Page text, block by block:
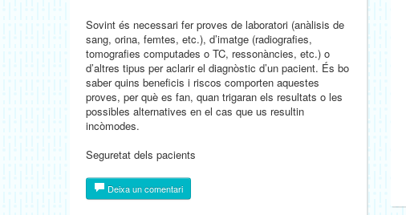
Sovint és necessari fer proves de laboratori (anàlisis de
sang, orina, femtes, etc.), d’imatge (radiografies,
tomografies computades o TC, ressonàncies, etc.) o
d’altres tipus per aclarir el diagnòstic d’un pacient. És bo
saber quins beneficis i riscos comporten aquestes
proves, per què es fan, quan trigaran els resultats o les
possibles alternatives en el cas que us resultin
incòmodes.
Seguretat dels pacients
Deixa un comentari